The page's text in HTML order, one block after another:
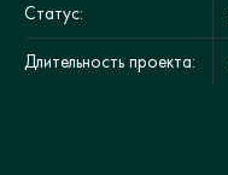
Статус:
Длительность проекта: